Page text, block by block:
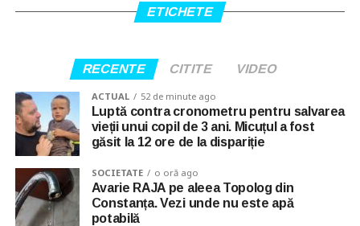
ETICHETE
RECENTE CITITE VIDEO
ACTUAL 52 de minute ago
Luptă contra cronometru pentru salvarea
vieții unui copil de 3 ani. Micuțul a fost
găsit la 12 ore de la dispariție
SOCIETATE o oră ago
Avarie RAJA pe aleea Topolog din
Constanța. Vezi unde nu este apă
potabilă